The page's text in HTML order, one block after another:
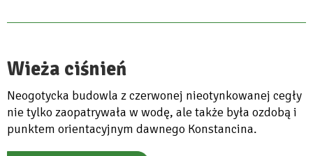
Wieża ciśnień
Neogotycka budowla z czerwonej nieotynkowanej cegły
nie tylko zaopatrywała w wodę, ale także była ozdobą i
punktem orientacyjnym dawnego Konstancina.